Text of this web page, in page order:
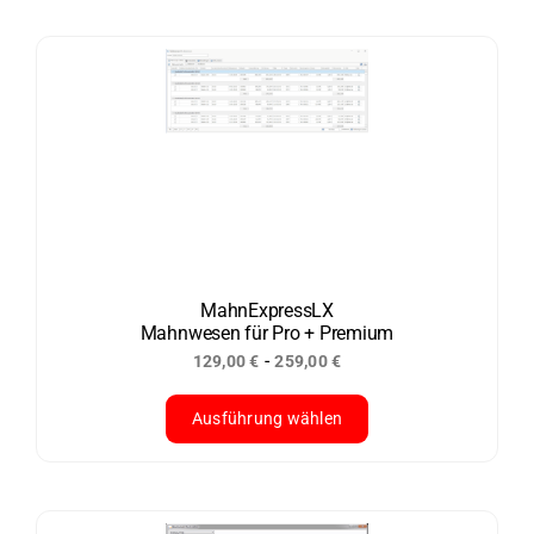
weist
mehrere
Varianten
Produktseite
gewählt
werden
MahnExpressLX
Mahnwesen für Pro + Premium
129,00€ -259,00€
Ausführung wählen
weist